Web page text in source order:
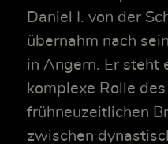
Daniel I. von der
übernahm nach
in Angern. Er steht
komplexe Rolle
frühneuzeitlichen
zwischen